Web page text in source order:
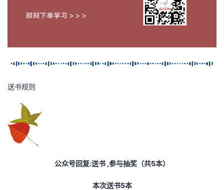
送书规则
公众号回复:送书 ,参与抽奖（共5本）
本次送书5本